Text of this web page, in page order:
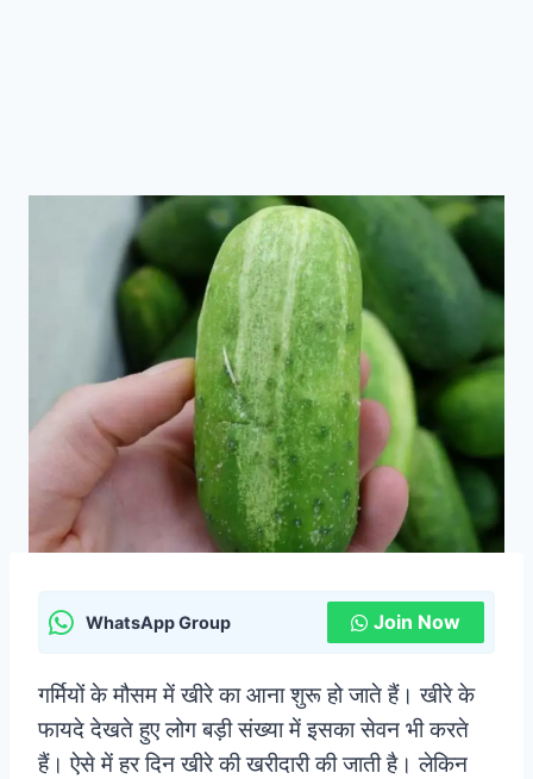
WhatsApp Group Join Now
गर्मियों के मौसम में खीरे का आना शुरू हो जाते हैं। खीरे के
फायदे देखते हुए लोग बड़ी संख्या में इसका सेवन भी करते
हैं। ऐसे में हर दिन खीरे की खरीदारी की जाती है। लेकिन